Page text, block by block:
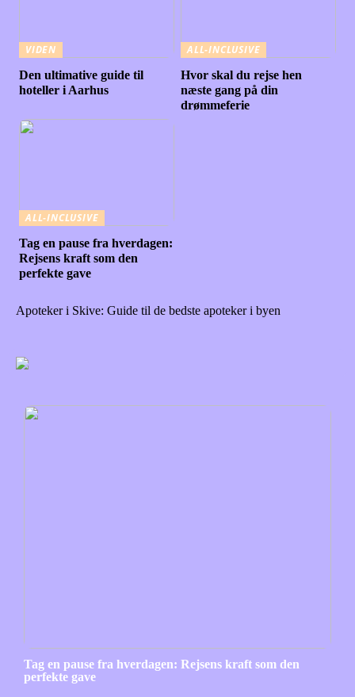
VIDEN
Den ultimative guide til
hoteller i Aarhus
ALL-INCLUSIVE
Hvor skal du rejse hen
næste gang på din
drømmeferie
ALL-INCLUSIVE
Tag en pause fra hverdagen:
Rejsens kraft som den
perfekte gave
Apoteker i Skive: Guide til de bedste apoteker i byen
Tag en pause fra hverdagen: Rejsens kraft som den
perfekte gave